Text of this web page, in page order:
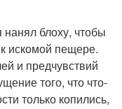
блоху, чтобы
искомой пещере.
и предчувствий
того, что что-
только копились,